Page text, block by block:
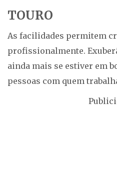
TOURO
As facilidades permitem
profissionalmente.
ainda mais se estiver em
pessoas com quem